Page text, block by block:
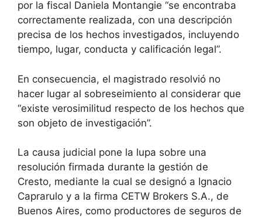
por la fiscal Daniela Montangie “se encontraba
correctamente realizada, con una descripción
precisa de los hechos investigados, incluyendo
tiempo, lugar, conducta y calificación legal”.
En consecuencia, el magistrado resolvió no
hacer lugar al sobreseimiento al considerar que
“existe verosimilitud respecto de los hechos que
son objeto de investigación”.
La causa judicial pone la lupa sobre una
resolución firmada durante la gestión de
Cresto, mediante la cual se designó a Ignacio
Caprarulo y a la firma CETW Brokers S.A., de
Buenos Aires, como productores de seguros de